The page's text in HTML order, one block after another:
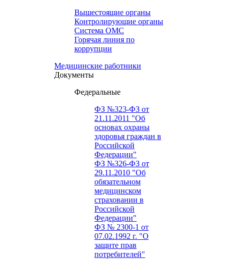
Вышестоящие органы
Контролирующие органы
Система ОМС
Горячая линия по
коррупции
Медицинские работники
Документы
Федеральные
ФЗ №323-ФЗ от
21.11.2011 "Об
основах охраны
здоровья граждан в
Российской
Федерации"
ФЗ №326-ФЗ от
29.11.2010 "Об
обязательном
медицинском
страховании в
Российской
Федерации"
ФЗ № 2300-1 от
07.02.1992 г. "О
защите прав
потребителей"